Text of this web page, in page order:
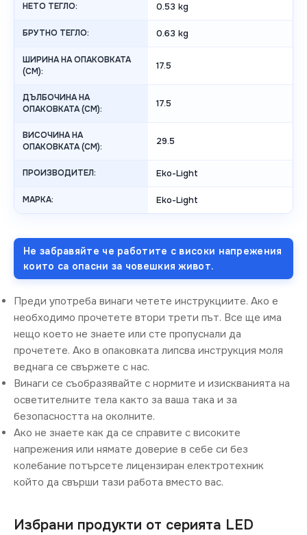
НЕТО ТЕГЛО: 0.53 kg
БРУТНО ТЕГЛО: 0.63 kg
ШИРИНА НА ОПАКОВКАТА
(CM):
17.5
ДЪЛБОЧИНА НА
ОПАКОВКАТА (CM):
17.5
ВИСОЧИНА НА
ОПАКОВКАТА (СМ):
29.5
ПРОИЗВОДИТЕЛ: Eko-Light
МАРКА: Eko-Light
Не забравяйте че работите с високи напрежения
които са опасни за човешкия живот.
Преди употреба винаги четете инструкциите. Ако е
необходимо прочетете втори трети път. Все ще има
нещо което не знаете или сте пропуснали да
прочетете. Ако в опаковката липсва инструкция моля
веднага се свържете с нас.
Винаги се съобразявайте с нормите и изискванията на
осветителните тела както за ваша така и за
безопасността на околните.
Ако не знаете как да се справите с високите
напрежения или нямате доверие в себе си без
колебание потърсете лицензиран електротехник
който да свърши тази работа вместо вас.
Избрани продукти от серията LED